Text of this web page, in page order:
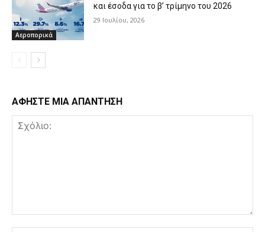
Αεροπορικά
και έσοδα για το β’ τρίμηνο του 2026
29 Ιουλίου, 2026
ΑΦΗΣΤΕ ΜΙΑ ΑΠΑΝΤΗΣΗ